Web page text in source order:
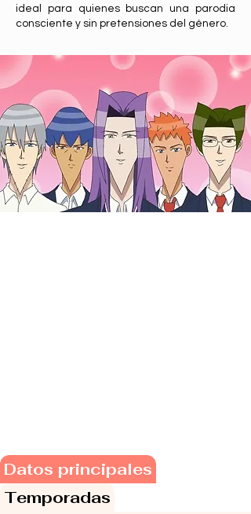
ideal para quienes buscan una parodia
consciente y sin pretensiones del género.
Datos principales
Temporadas